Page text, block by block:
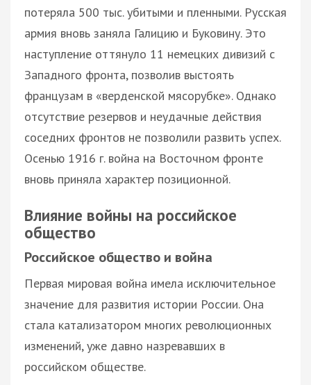
потеряла 500 тыс. убитыми и пленными. Русская
армия вновь заняла Галицию и Буковину. Это
наступление оттянуло 11 немецких дивизий с
Западного фронта, позволив выстоять
французам в «верденской мясорубке». Однако
отсутствие резервов и неудачные действия
соседних фронтов не позволили развить успех.
Осенью 1916 г. война на Восточном фронте
вновь приняла характер позиционной.
Влияние войны на российское
общество
Российское общество и война
Первая мировая война имела исключительное
значение для развития истории России. Она
стала катализатором многих революционных
изменений, уже давно назревавших в
российском обществе.